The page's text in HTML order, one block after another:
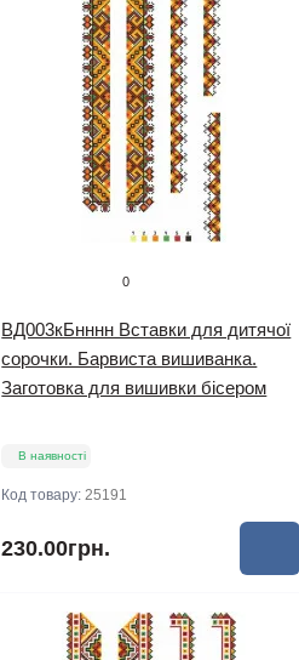
0
ВД003кБнннн Вставки для дитячої
сорочки. Барвиста вишиванка.
Заготовка для вишивки бісером
В наявності
Код товару:25191
230.00грн.